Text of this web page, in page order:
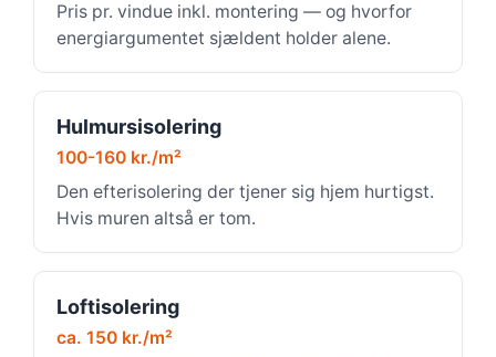
Pris pr. vindue inkl. montering — og hvorfor
energiargumentet sjældent holder alene.
Hulmursisolering
100-160 kr./m²
Den efterisolering der tjener sig hjem hurtigst.
Hvis muren altså er tom.
Loftisolering
ca. 150 kr./m²